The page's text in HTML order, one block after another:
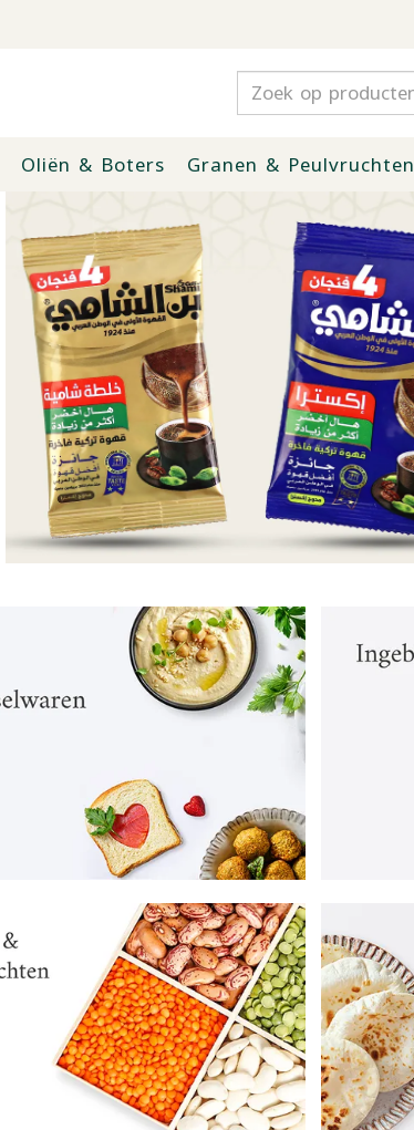
Oliën & Boters Granen & Peulvruchten